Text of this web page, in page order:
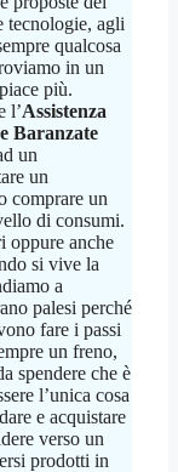
tecnologie, agli
qualcosa
in un
più.
l’Assistenza
Baranzate
un
un
comprare un
di consumi.
oppure anche
si vive la
a
palesi perché
fare i passi
un freno,
spendere che è
l’unica cosa
e acquistare
verso un
prodotti in